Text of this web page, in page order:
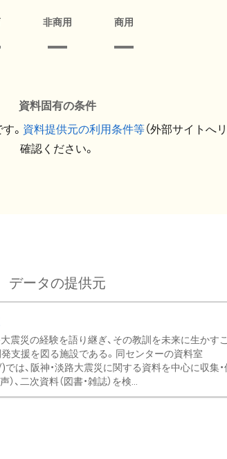
非商用 商用
資料固有の条件
。 資料提供元の利用条件等（外部サイトへ
確認ください。
データの提供元
大震災の経験を語り継ぎ、その教訓を未来に生かす
支援を図る施設である。同センターの資料室
、阪神・淡路大震災に関する資料を中心に収集・
、二次資料（図書・雑誌）を検...